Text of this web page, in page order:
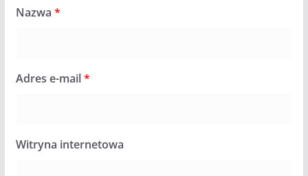
Nazwa *
Adres e-mail*
Witryna internetowa